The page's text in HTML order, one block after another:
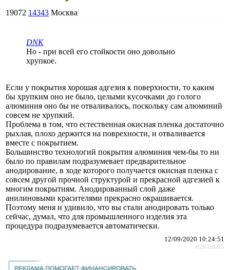
19072 14343 Москва
DNK
Но - при всей его стойкости оно довольно
хрупкое.
Если у покрытия хорошая адгезия к поверхности, то каким
бы хрупким оно не было, целыми кусочками до голого
алюминия оно бы не отваливалось, поскольку сам алюминий
совсем не хрупкий.
Проблема в том, что естественная окисная пленка достаточно
рыхлая, плохо держится на поврехности, и отваливается
вместе с покрытием.
Большинство технологий покрытия алюминия чем-бы то ни
было по правилам подразумевает предварительное
анодирование, в ходе которого получается окисная пленка с
совсем другой прочной структурой и прекрасной адгезией к
многим покрытиям. Анодированный слой даже
анилиновыми красителями прекрасно окрашивается.
Поэтому меня и удивило, что вы стали анодировать только
сейчас, думал, что для промышленного изделия эта
процедура подразумевается автоматически.
12/09/2020 10:24:51
#2818695